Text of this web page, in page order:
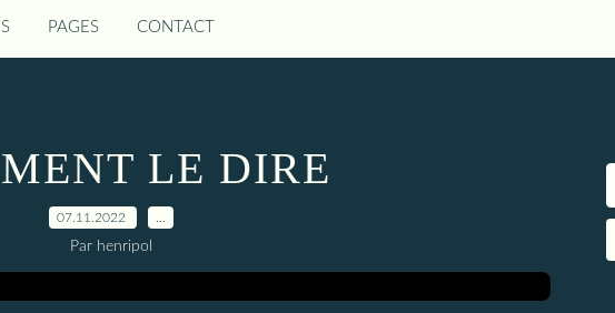
PAGES CONTACT
LE DIRE
07.11.2022
Par henripol